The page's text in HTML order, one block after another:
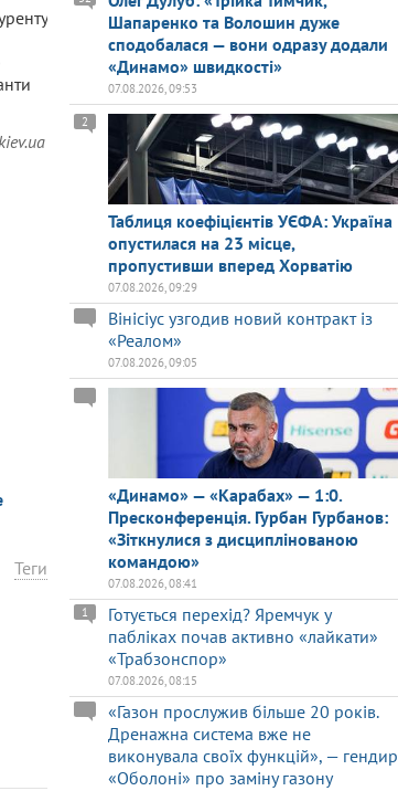
Теги
Шапаренко та Волошин дуже
сподобалася — вони одразу додали
«Динамо» швидкості»
07.08.2026, 09:53
Таблиця коефіцієнтів УЄФА: Україна
опустилася на 23 місце,
пропустивши вперед Хорватію
2
07.08.2026, 09:29
Вінісіус узгодив новий контракт із
«Реалом»
07.08.2026, 09:05
«Динамо» — «Карабах» — 1:0.
Пресконференція. Гурбан Гурбанов:
«Зіткнулися з дисциплінованою
командою»
07.08.2026, 08:41
Готується перехід? Яремчук у
пабліках почав активно «лайкати»
«Трабзонспор»
1
07.08.2026, 08:15
«Газон прослужив більше 20 років.
Дренажна система вже не
виконувала своїх функцій», — гендир
«Оболоні» про заміну газону